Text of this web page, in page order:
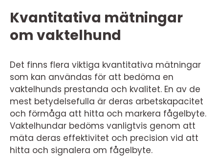
Kvantitativa mätningar
om vaktelhund
Det finns flera viktiga kvantitativa mätningar
som kan användas för att bedöma en
vaktelhunds prestanda och kvalitet. En av de
mest betydelsefulla är deras arbetskapacitet
och förmåga att hitta och markera fågelbyte.
Vaktelhundar bedöms vanligtvis genom att
mäta deras effektivitet och precision vid att
hitta och signalera om fågelbyte.